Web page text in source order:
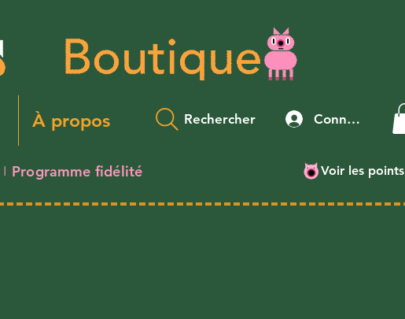
À propos Rechercher
I Programme fidélité
Connexion
Voir les points